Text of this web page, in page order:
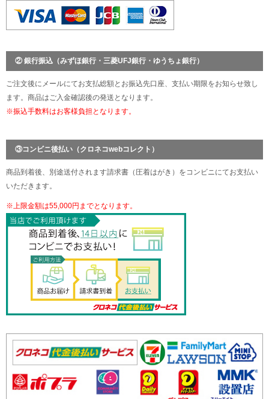
② 銀行振込（みずほ銀行・三菱UFJ銀行・ゆうちょ銀行）
ご注文後にメールにてお支払総額とお振込先口座、支払い期限をお知らせ致し
ます。商品はご入金確認後の発送となります。
※振込手数料はお客様負担となります。
③コンビニ後払い（クロネコwebコレクト）
商品到着後、別途送付されます請求書（圧着はがき）をコンビニにてお支払い
いただきます。
※上限金額は55,000円までとなります。